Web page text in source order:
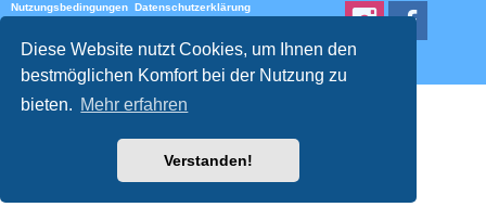
Diese Website nutzt Cookies, um Ihnen den
bestmöglichen Komfort bei der Nutzung zu
bieten. Mehr erfahren
Verstanden!
Nutzungsbedingungen Datenschutzerklärung
Powered byphpBB® Forum Software © phpBB Limited
Styleproflat von ©Mazeltof2017
Datenschutz| Nutzungsbedingungen